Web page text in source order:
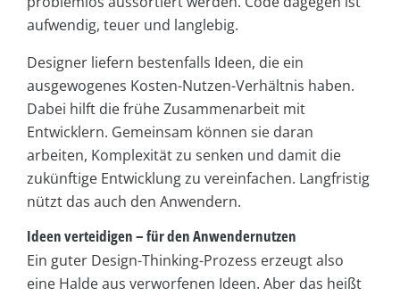
aufwendig, teuer und langlebig.
Designer liefern bestenfalls Ideen, die ein
ausgewogenes Kosten-Nutzen-Verhältnis haben.
Dabei hilft die frühe Zusammenarbeit mit
Entwicklern. Gemeinsam können sie daran
arbeiten, Komplexität zu senken und damit die
zukünftige Entwicklung zu vereinfachen. Langfristig
nützt das auch den Anwendern.
Ideen verteidigen – für den Anwendernutzen
Ein guter Design-Thinking-Prozess erzeugt also
eine Halde aus verworfenen Ideen. Aber das heißt